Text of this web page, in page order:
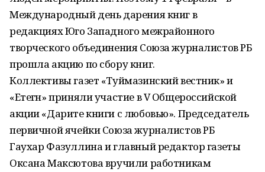
Международный день дарения книг в
редакциях Юго Западного межрайонного
творческого объединения Союза журналистов РБ
прошла акцию по сбору книг.
Коллективы газет «Туймазинский вестник» и
«Етегән» приняли участие в V Общероссийской
акции «Дарите книги с любовью». Председатель
первичной ячейки Союза журналистов РБ
Гаухар Фазуллина и главный редактор газеты
Оксана Максютова вручили работникам